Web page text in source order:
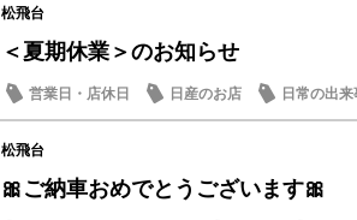
松飛台
＜夏期休業＞のお知らせ
営業日・店休日 日産のお店 日常の出来
松飛台
🎀ご納車おめでとうございます🎀